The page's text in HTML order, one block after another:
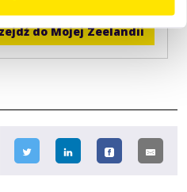
do Mojej Zeelandii